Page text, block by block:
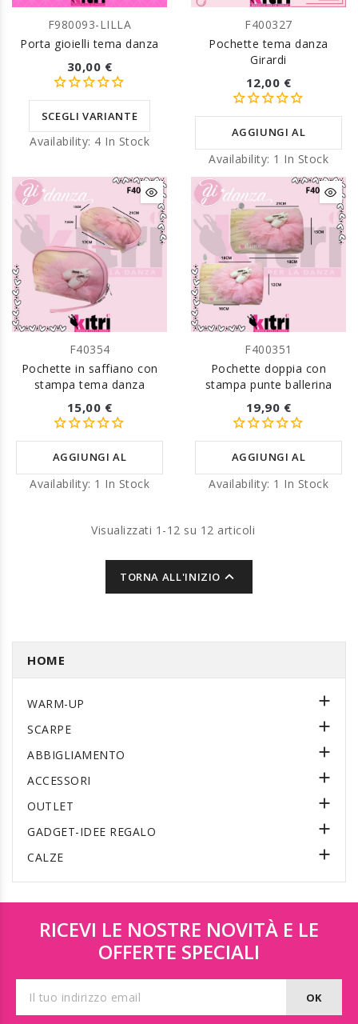
F980093-LILLA
Porta gioielli tema danza
30,00 €
SCEGLI VARIANTE
Availability: 4 In Stock
F400327
Pochette tema danza
Girardi
12,00 €
AGGIUNGI AL
CARRELLO
Availability: 1 In Stock
F40354
Pochette in saffiano con
stampa tema danza
15,00 €
AGGIUNGI AL
CARRELLO
Availability: 1 In Stock
F400351
Pochette doppia con
stampa punte ballerina
19,90 €
AGGIUNGI AL
CARRELLO
Availability: 1 In Stock
Visualizzati 1-12 su 12 articoli
TORNA ALL'INIZIO 
HOME
WARM-UP 
SCARPE 
ABBIGLIAMENTO 
ACCESSORI 
OUTLET 
GADGET-IDEE REGALO 
CALZE 
RICEVI LE NOSTRE NOVITÀ E LE
OFFERTE SPECIALI